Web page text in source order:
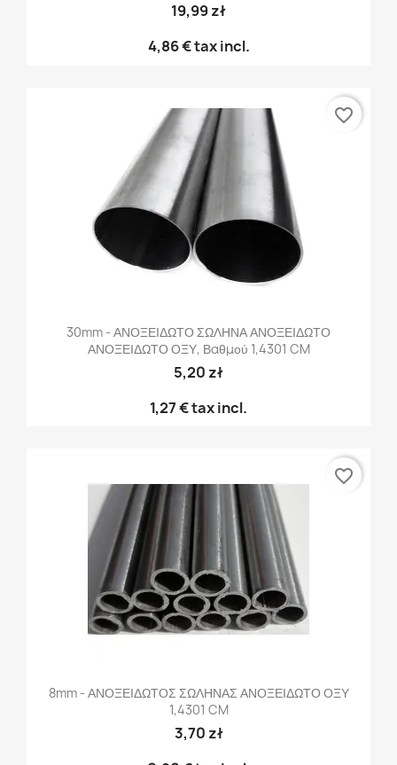
19,99 zł
4,86 €tax incl.
30mm - ΑΝΟΞΕΙΔΩΤΟ ΣΩΛΗΝΑ ΑΝΟΞΕΙΔΩΤΟ
ΑΝΟΞΕΙΔΩΤΟ ΟΞΥ, Βαθμού 1,4301 CM
5,20 zł
1,27 €tax incl.
favorite_border
8mm - ΑΝΟΞΕΙΔΩΤΟΣ ΣΩΛΗΝΑΣ ΑΝΟΞΕΙΔΩΤΟ ΟΞΥ
1,4301 CM
3,70 zł
favorite_border